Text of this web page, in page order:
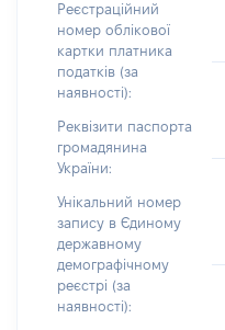
Реєстраційний
номер облікової
картки платника
податків (за
наявності):
Реквізити паспорта
громадянина
України:
Унікальний номер
запису в Єдиному
державному
демографічному
реєстрі (за
наявності):